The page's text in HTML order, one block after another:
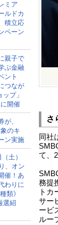
ミア
ルドカ
積立応
ペーン
親子で
ぶ金融
ント
つなが
プ」
開催
が、
のキ
ン実施
土）
、オン
催！あ
わりに
類》
選紹
さ
同社
て、
務提
トカ
サー
ービ
ルー